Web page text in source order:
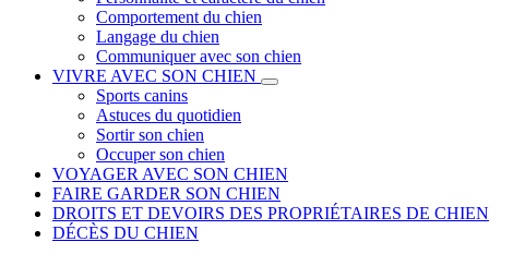
Comportement du chien
Langage du chien
Communiquer avec son chien
VIVRE AVEC SON CHIEN
Sports canins
Astuces du quotidien
Sortir son chien
Occuper son chien
VOYAGER AVEC SON CHIEN
FAIRE GARDER SON CHIEN
DROITS ET DEVOIRS DES PROPRIÉTAIRES DE CHIEN
DÉCÈS DU CHIEN